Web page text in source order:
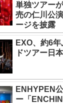
単独ツアー
売の仁川公
ージを披露
EXO、約6
ドツアー日
ENHYPEN
ー「